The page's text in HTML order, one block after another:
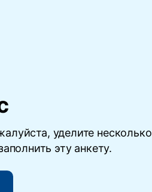
уделите несколько
эту анкету.